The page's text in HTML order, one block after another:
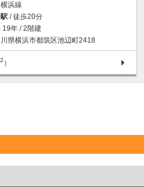
横浜線
/ 徒歩20分
19年 / 2階建
県横浜市都筑区池辺町2418
2 ）